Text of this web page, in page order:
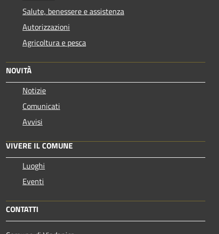
Salute, benessere e assistenza
Autorizzazioni
Agricoltura e pesca
NOVITÀ
Notizie
Comunicati
Avvisi
VIVERE IL COMUNE
Luoghi
Eventi
CONTATTI